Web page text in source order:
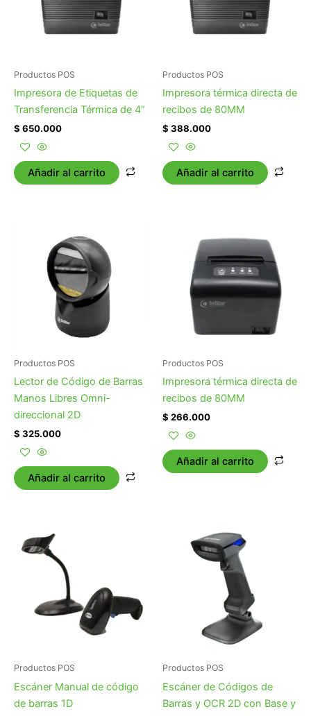
Productos POS
Impresora de Etiquetas de
Transferencia Térmica de 4”
$ 650.000
Añadir al carrito
Productos POS
Impresora térmica directa de
recibos de 80MM
$ 388.000
Añadir al carrito
Productos POS
Lector de Código de Barras
Manos Libres Omni-
direccional 2D
$ 325.000
Añadir al carrito
Productos POS
Impresora térmica directa de
recibos de 80MM
$ 266.000
Añadir al carrito
Productos POS
Escáner Manual de código
de barras 1D
Productos POS
Escáner de Códigos de
Barras y OCR 2D con Base y